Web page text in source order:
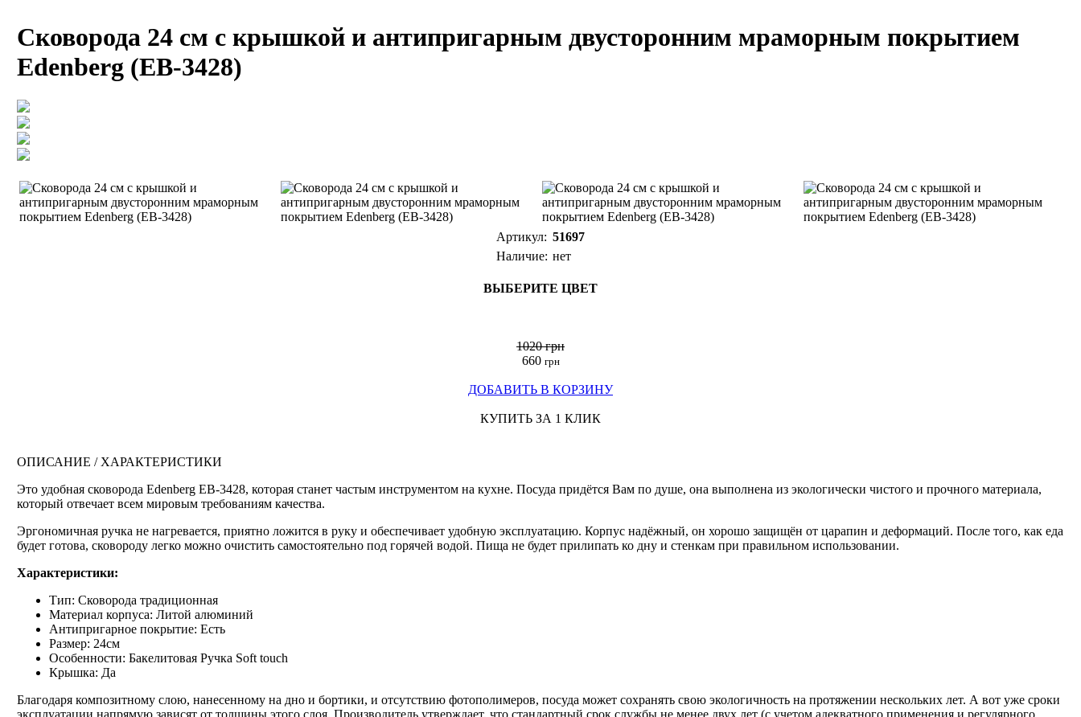
Сковорода 24 см с крышкой и антипригарным двусторонним мраморным покрытием
Edenberg (EB-3428)
Артикул: 51697
Наличие: нет
ВЫБЕРИТЕ ЦВЕТ
1020 грн
660 грн
ДОБАВИТЬ В КОРЗИНУ
КУПИТЬ ЗА 1 КЛИК
ОПИСАНИЕ / ХАРАКТЕРИСТИКИ
Это удобная сковорода Edenberg EB-3428, которая станет частым инструментом на кухне. Посуда придётся Вам по душе, она выполнена из экологически чистого и прочного материала,
который отвечает всем мировым требованиям качества.
Эргономичная ручка не нагревается, приятно ложится в руку и обеспечивает удобную эксплуатацию. Корпус надёжный, он хорошо защищён от царапин и деформаций. После того, как еда
будет готова, сковороду легко можно очистить самостоятельно под горячей водой. Пища не будет прилипать ко дну и стенкам при правильном использовании.
Характеристики:
Тип: Сковорода традиционная
Материал корпуса: Литой алюминий
Антипригарное покрытие: Есть
Размер: 24см
Особенности: Бакелитовая Ручка Soft touch
Крышка: Да
Благодаря композитному слою, нанесенному на дно и бортики, и отсутствию фотополимеров, посуда может сохранять свою экологичность на протяжении нескольких лет. А вот уже сроки
эксплуатации напрямую зависят от толщины этого слоя. Производитель утверждает, что стандартный срок службы не менее двух лет (с учетом адекватного применения и регулярного